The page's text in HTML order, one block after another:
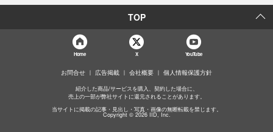
TOP
Home X YouTube
お問合せ 広告掲載 会社概要 個人情報保護方針
紹介した商品/サービスを購入、契約した場合に、
売上の一部が弊社サイトに還元されることがあります。
当サイトに掲載の記事・見出し・写真・画像の無断転載を禁じます。
Copyright © 2026 IID, Inc.